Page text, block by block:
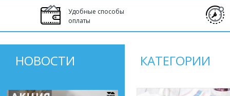
Удобные способы
оплаты
НОВОСТИ КАТЕГОРИИ